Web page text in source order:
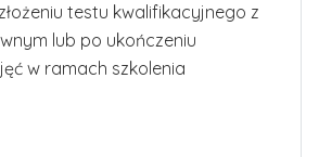
testu kwalifikacyjnego z
lub po ukończeniu
w ramach szkolenia